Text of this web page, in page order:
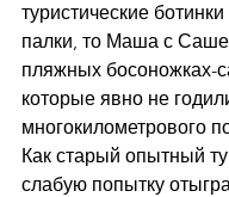
туристические
палки, то Маша с
пляжных босоножках-
которые явно не
многокилометрового
Как старый опытный
слабую попытку